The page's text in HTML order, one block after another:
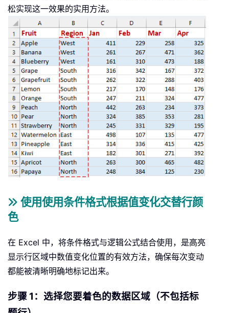
松实现这一效果的实用方法。
使用使用条件格式根据值变化交替行颜
色
在 Excel 中，将条件格式与逻辑公式结合使用，是高亮
显示行区域中数值变化位置的有效方法，确保每次变动
都能被清晰明确地标记出来。
步骤 1：选择您要着色的数据区域（不包括标